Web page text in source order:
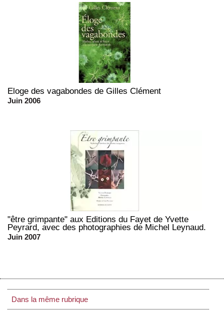
Eloge des vagabondes de Gilles Clément
Juin 2006
"être grimpante" aux Editions du Fayet de Yvette
Peyrard, avec des photographies de Michel Leynaud.
Juin 2007
Dans la même rubrique